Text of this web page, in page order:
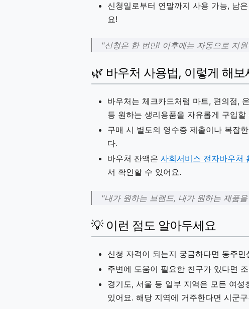
신청일로부터 연말까지 사용 가능, 남
요!
"신청은 한 번만! 이후에는 자동으로 지
🌿 바우처 사용법, 이렇게 해보
바우처는 체크카드처럼 마트, 편의점,
등 원하는 생리용품을 자유롭게 구입할
구매 시 별도의 영수증 제출이나 복잡
다.
바우처 잔액은 사회서비스 전자바우처
서 확인할 수 있어요.
"내가 원하는 브랜드, 내가 원하는 제품
💡 이런 점도 알아두세요
신청 자격이 되는지 궁금하다면 동주
주변에 도움이 필요한 친구가 있다면
경기도, 서울 등 일부 지역은 모든 여
있어요. 해당 지역에 거주한다면 시군